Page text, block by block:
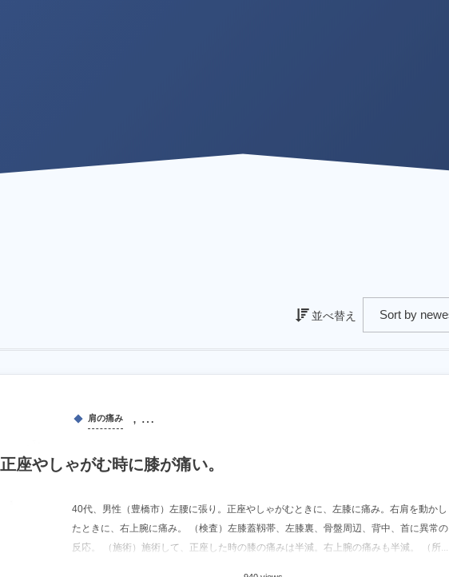
並べ替え
肩の痛み , …
正座やしゃがむ時に膝が痛い。
40代、男性（豊橋市）左腰に張り。正座やしゃがむときに、左膝に痛み。右肩を動かし
たときに、右上腕に痛み。 （検査）左膝蓋靱帯、左膝裏、骨盤周辺、背中、首に異常の
反応。 （施術）施術して、正座した時の膝の痛みは半減。右上腕の痛みも半減。 （所...